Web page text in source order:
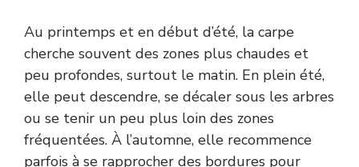
Au printemps et en début d’été, la carpe
cherche souvent des zones plus chaudes et
peu profondes, surtout le matin. En plein été,
elle peut descendre, se décaler sous les arbres
ou se tenir un peu plus loin des zones
fréquentées. À l’automne, elle recommence
parfois à se rapprocher des bordures pour